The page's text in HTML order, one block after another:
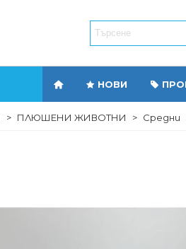
НОВИ
> ПЛЮШЕНИ ЖИВОТНИ > Средни